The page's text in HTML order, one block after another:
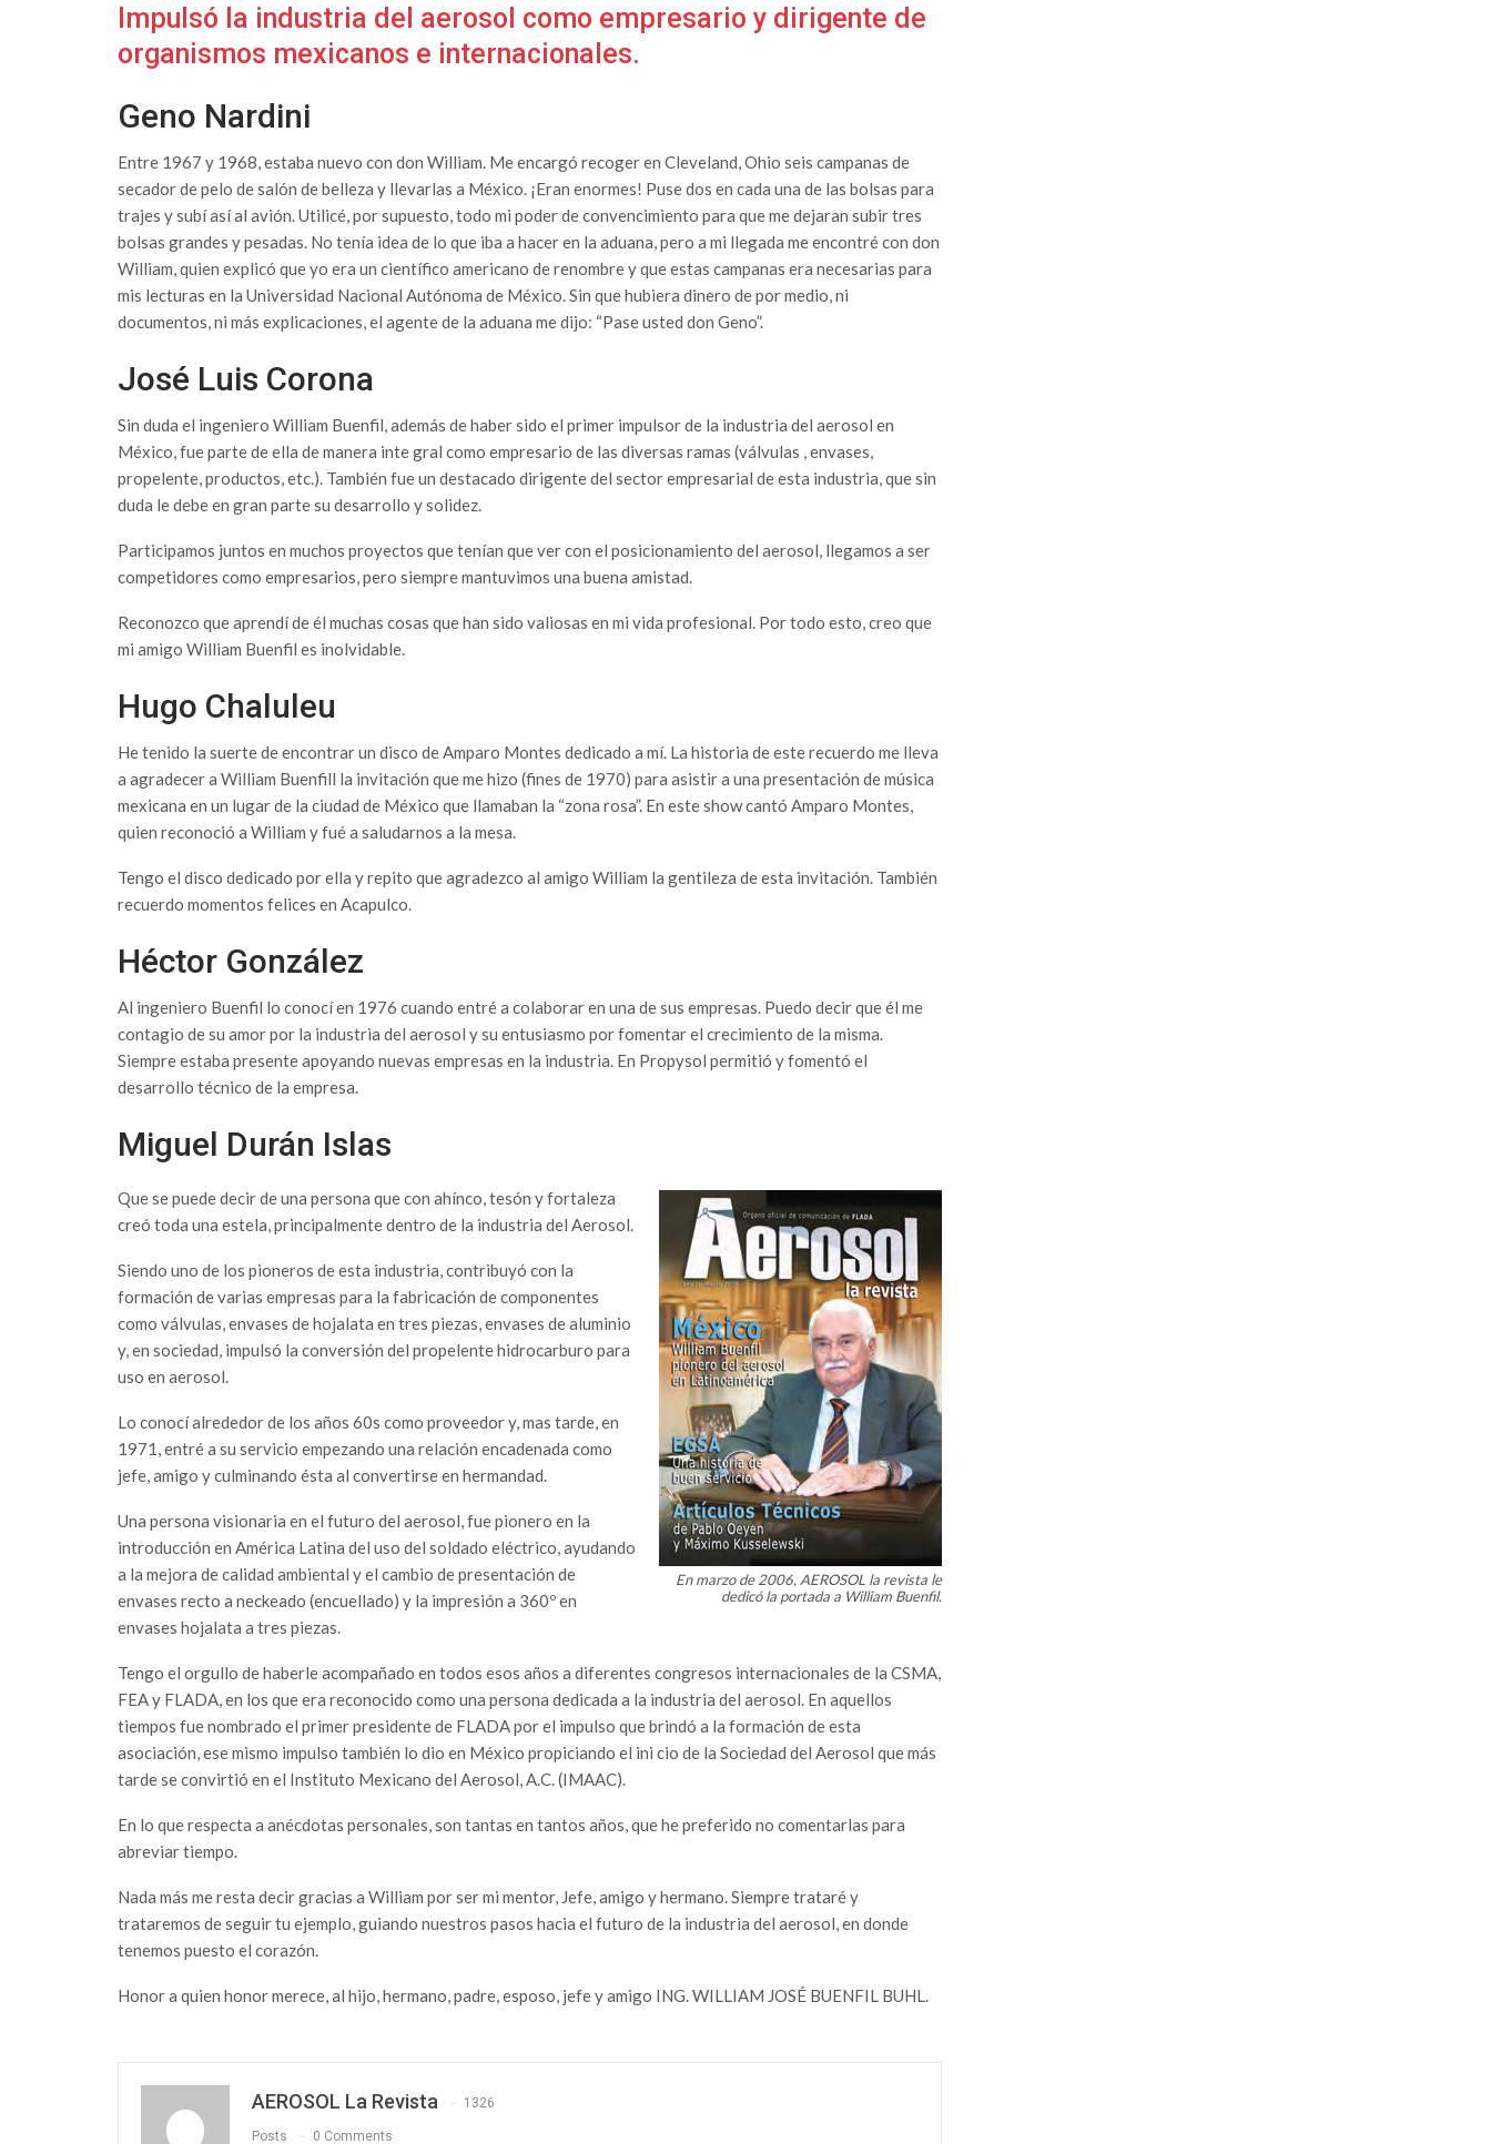
Impulsó la industria del aerosol como empresario y dirigente de
organismos mexicanos e internacionales.
Geno Nardini
Entre 1967 y 1968, estaba nuevo con don William. Me encargó recoger en Cleveland, Ohio seis campanas de
secador de pelo de salón de belleza y llevarlas a México. ¡Eran enormes! Puse dos en cada una de las bolsas para
trajes y subí así al avión. Utilicé, por supuesto, todo mi poder de convencimiento para que me dejaran subir tres
bolsas grandes y pesadas. No tenía idea de lo que iba a hacer en la aduana, pero a mi llegada me encontré con don
William, quien explicó que yo era un científico americano de renombre y que estas campanas era necesarias para
mis lecturas en la Universidad Nacional Autónoma de México. Sin que hubiera dinero de por medio, ni
documentos, ni más explicaciones, el agente de la aduana me dijo: “Pase usted don Geno”.
José Luis Corona
Sin duda el ingeniero William Buenfil, además de haber sido el primer impulsor de la industria del aerosol en
México, fue parte de ella de manera inte gral como empresario de las diversas ramas (válvulas , envases,
propelente, productos, etc.). También fue un destacado dirigente del sector empresarial de esta industria, que sin
duda le debe en gran parte su desarrollo y solidez.
Participamos juntos en muchos proyectos que tenían que ver con el posicionamiento del aerosol, llegamos a ser
competidores como empresarios, pero siempre mantuvimos una buena amistad.
Reconozco que aprendí de él muchas cosas que han sido valiosas en mi vida profesional. Por todo esto, creo que
mi amigo William Buenfil es inolvidable.
Hugo Chaluleu
He tenido la suerte de encontrar un disco de Amparo Montes dedicado a mí. La historia de este recuerdo me lleva
a agradecer a William Buenfill la invitación que me hizo (fines de 1970) para asistir a una presentación de música
mexicana en un lugar de la ciudad de México que llamaban la “zona rosa”. En este show cantó Amparo Montes,
quien reconoció a William y fué a saludarnos a la mesa.
Tengo el disco dedicado por ella y repito que agradezco al amigo William la gentileza de esta invitación. También
recuerdo momentos felices en Acapulco.
Héctor González
Al ingeniero Buenfil lo conocí en 1976 cuando entré a colaborar en una de sus empresas. Puedo decir que él me
contagio de su amor por la industria del aerosol y su entusiasmo por fomentar el crecimiento de la misma.
Siempre estaba presente apoyando nuevas empresas en la industria. En Propysol permitió y fomentó el
desarrollo técnico de la empresa.
Miguel Durán Islas
En marzo de 2006, AEROSOL la revista le
dedicó la portada a William Buenfil.
Que se puede decir de una persona que con ahínco, tesón y fortaleza
creó toda una estela, principalmente dentro de la industria del Aerosol.
Siendo uno de los pioneros de esta industria, contribuyó con la
formación de varias empresas para la fabricación de componentes
como válvulas, envases de hojalata en tres piezas, envases de aluminio
y, en sociedad, impulsó la conversión del propelente hidrocarburo para
uso en aerosol.
Lo conocí alrededor de los años 60s como proveedor y, mas tarde, en
1971, entré a su servicio empezando una relación encadenada como
jefe, amigo y culminando ésta al convertirse en hermandad.
Una persona visionaria en el futuro del aerosol, fue pionero en la
introducción en América Latina del uso del soldado eléctrico, ayudando
a la mejora de calidad ambiental y el cambio de presentación de
envases recto a neckeado (encuellado) y la impresión a 360º en
envases hojalata a tres piezas.
Tengo el orgullo de haberle acompañado en todos esos años a diferentes congresos internacionales de la CSMA,
FEA y FLADA, en los que era reconocido como una persona dedicada a la industria del aerosol. En aquellos
tiempos fue nombrado el primer presidente de FLADA por el impulso que brindó a la formación de esta
asociación, ese mismo impulso también lo dio en México propiciando el ini cio de la Sociedad del Aerosol que más
tarde se convirtió en el Instituto Mexicano del Aerosol, A.C. (IMAAC).
En lo que respecta a anécdotas personales, son tantas en tantos años, que he preferido no comentarlas para
abreviar tiempo.
Nada más me resta decir gracias a William por ser mi mentor, Jefe, amigo y hermano. Siempre trataré y
trataremos de seguir tu ejemplo, guiando nuestros pasos hacia el futuro de la industria del aerosol, en donde
tenemos puesto el corazón.
Honor a quien honor merece, al hijo, hermano, padre, esposo, jefe y amigo ING. WILLIAM JOSÉ BUENFIL BUHL.
AEROSOL La Revista 1326
Posts 0 Comments